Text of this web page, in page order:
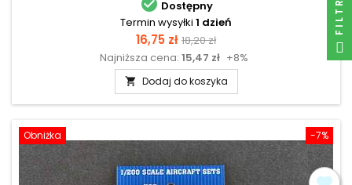
Dostępny
Termin wysyłki 1 dzień
Cena
16,75 zł Cena
podstawowa
18,20 zł
Najniższa cena: 15,47 zł +8%
 Dodaj do koszyka
-7%
Obniżka